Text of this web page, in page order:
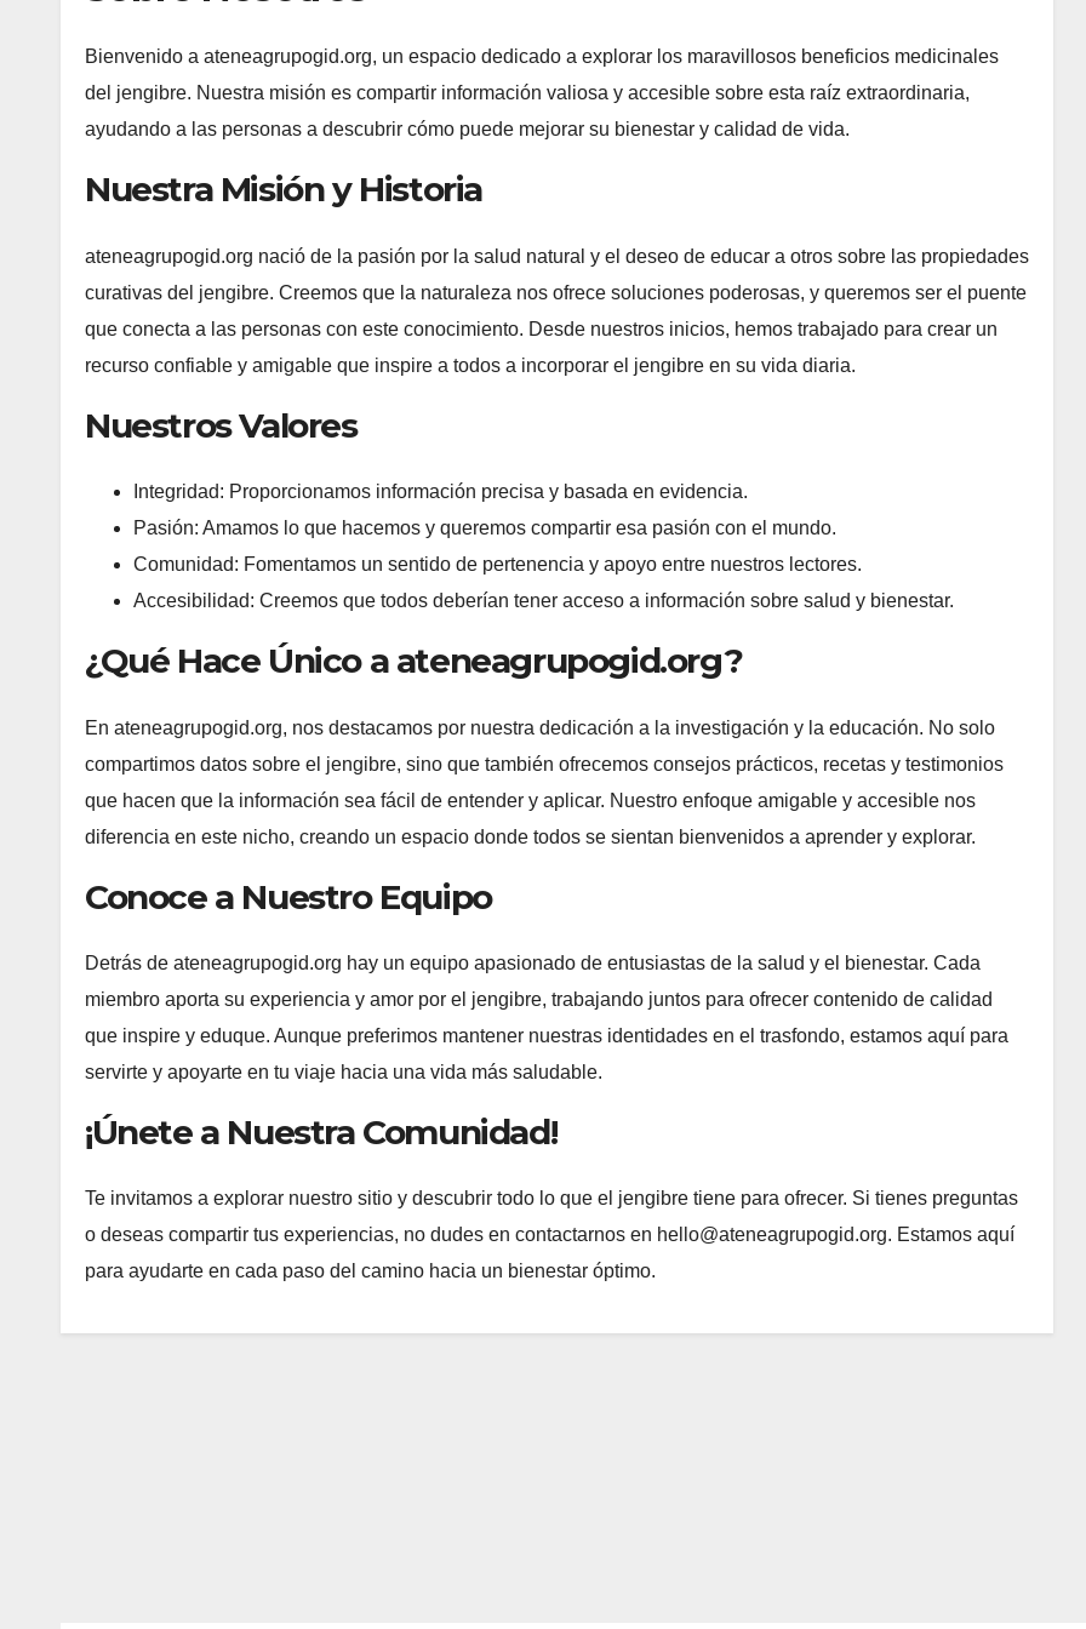
Bienvenido a ateneagrupogid.org, un espacio dedicado a explorar los maravillosos beneficios medicinales
del jengibre. Nuestra misión es compartir información valiosa y accesible sobre esta raíz extraordinaria,
ayudando a las personas a descubrir cómo puede mejorar su bienestar y calidad de vida.
Nuestra Misión y Historia
ateneagrupogid.org nació de la pasión por la salud natural y el deseo de educar a otros sobre las propiedades
curativas del jengibre. Creemos que la naturaleza nos ofrece soluciones poderosas, y queremos ser el puente
que conecta a las personas con este conocimiento. Desde nuestros inicios, hemos trabajado para crear un
recurso confiable y amigable que inspire a todos a incorporar el jengibre en su vida diaria.
Nuestros Valores
Integridad: Proporcionamos información precisa y basada en evidencia.
Pasión: Amamos lo que hacemos y queremos compartir esa pasión con el mundo.
Comunidad: Fomentamos un sentido de pertenencia y apoyo entre nuestros lectores.
Accesibilidad: Creemos que todos deberían tener acceso a información sobre salud y bienestar.
¿Qué Hace Único a ateneagrupogid.org?
En ateneagrupogid.org, nos destacamos por nuestra dedicación a la investigación y la educación. No solo
compartimos datos sobre el jengibre, sino que también ofrecemos consejos prácticos, recetas y testimonios
que hacen que la información sea fácil de entender y aplicar. Nuestro enfoque amigable y accesible nos
diferencia en este nicho, creando un espacio donde todos se sientan bienvenidos a aprender y explorar.
Conoce a Nuestro Equipo
Detrás de ateneagrupogid.org hay un equipo apasionado de entusiastas de la salud y el bienestar. Cada
miembro aporta su experiencia y amor por el jengibre, trabajando juntos para ofrecer contenido de calidad
que inspire y eduque. Aunque preferimos mantener nuestras identidades en el trasfondo, estamos aquí para
servirte y apoyarte en tu viaje hacia una vida más saludable.
¡Únete a Nuestra Comunidad!
Te invitamos a explorar nuestro sitio y descubrir todo lo que el jengibre tiene para ofrecer. Si tienes preguntas
o deseas compartir tus experiencias, no dudes en contactarnos en hello@ateneagrupogid.org. Estamos aquí
para ayudarte en cada paso del camino hacia un bienestar óptimo.